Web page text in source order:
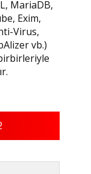
MariaDB,
Exim,
Virus,
vb.)